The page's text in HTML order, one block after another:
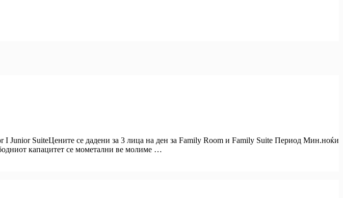
I Junior SuiteЦените се дадени за 3 лица на ден за Family Room и Family Suite Период Мин.ноќи
капацитет се мометални ве молиме …